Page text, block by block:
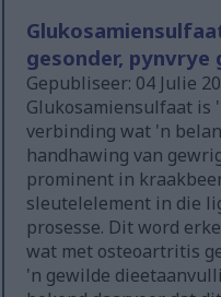
gesonder, pynvrye
Gepubliseer: 04 Julie
Glukosamiensulfaat is
verbinding wat 'n
handhawing van
prominent in
sleutelelement in die
prosesse. Dit word
wat met osteoartritis
'n gewilde